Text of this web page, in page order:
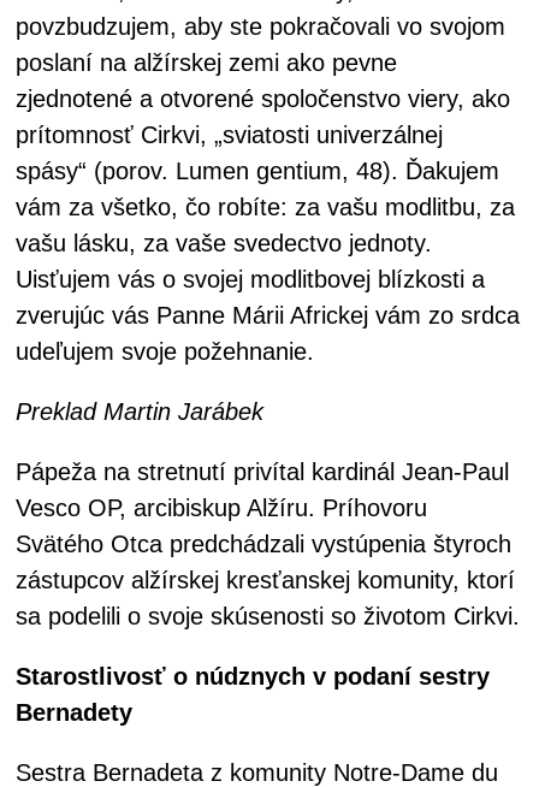
povzbudzujem, aby ste pokračovali vo svojom
poslaní na alžírskej zemi ako pevne
zjednotené a otvorené spoločenstvo viery, ako
prítomnosť Cirkvi, „sviatosti univerzálnej
spásy“ (porov. Lumen gentium, 48). Ďakujem
vám za všetko, čo robíte: za vašu modlitbu, za
vašu lásku, za vaše svedectvo jednoty.
Uisťujem vás o svojej modlitbovej blízkosti a
zverujúc vás Panne Márii Africkej vám zo srdca
udeľujem svoje požehnanie.
Preklad Martin Jarábek
Pápeža na stretnutí privítal kardinál Jean-Paul
Vesco OP, arcibiskup Alžíru. Príhovoru
Svätého Otca predchádzali vystúpenia štyroch
zástupcov alžírskej kresťanskej komunity, ktorí
sa podelili o svoje skúsenosti so životom Cirkvi.
Starostlivosť o núdznych v podaní sestry
Bernadety
Sestra Bernadeta z komunity Notre-Dame du